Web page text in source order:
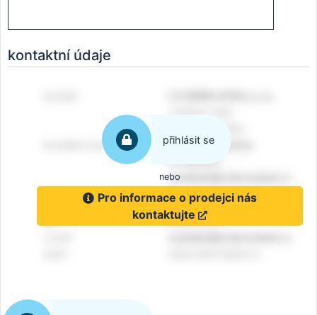
kontaktní údaje
přihlásit se
nebo
Pro informace o prodejci nás
kontaktujte